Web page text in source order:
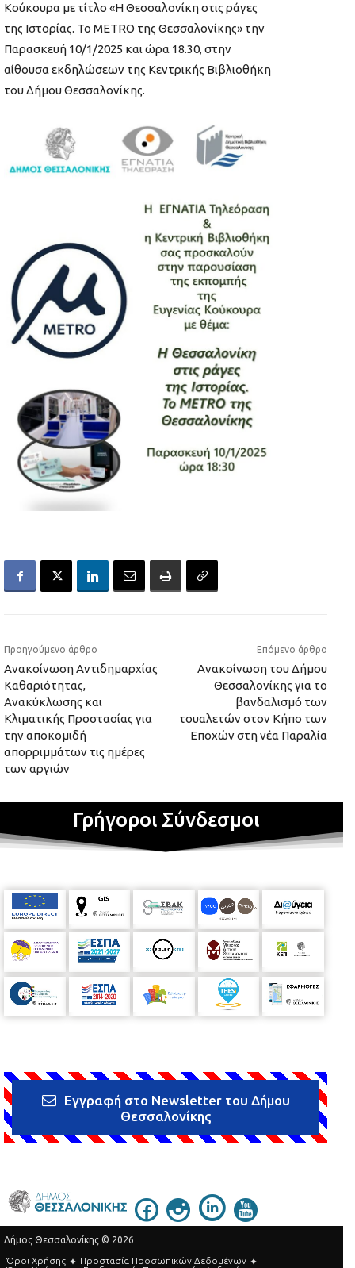
Κούκουρα με τίτλο «Η Θεσσαλονίκη στις ράγες
της Ιστορίας. Το ΜΕΤRΟ της Θεσσαλονίκης» την
Παρασκευή 10/1/2025 και ώρα 18.30, στην
αίθουσα εκδηλώσεων της Κεντρικής Βιβλιοθήκη
του Δήμου Θεσσαλονίκης.
Προηγούμενο άρθρο
Ανακοίνωση Αντιδημαρχίας
Καθαριότητας,
Ανακύκλωσης και
Κλιματικής Προστασίας για
την αποκομιδή
απορριμμάτων τις ημέρες
των αργιών
Επόμενο άρθρο
Ανακοίνωση του Δήμου
Θεσσαλονίκης για το
βανδαλισμό των
τουαλετών στον Κήπο των
Εποχών στη νέα Παραλία
Γρήγοροι Σύνδεσμοι
Εγγραφή στο Newsletter του Δήμου
Θεσσαλονίκης
Δήμος Θεσσαλονίκης © 2026
Όροι Χρήσης
Προστασία Προσωπικών Δεδομένων